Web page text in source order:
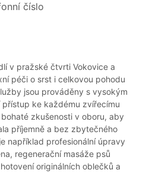
číslo
v pražské čtvrti Vokovice a
péči o srst i celkovou pohodu
jsou prováděny s vysokým
ke každému zvířecímu
zkušenosti v oboru, aby
příjemně a bez zbytečného
například profesionální úpravy
regenerační masáže psů
originálních oblečků a